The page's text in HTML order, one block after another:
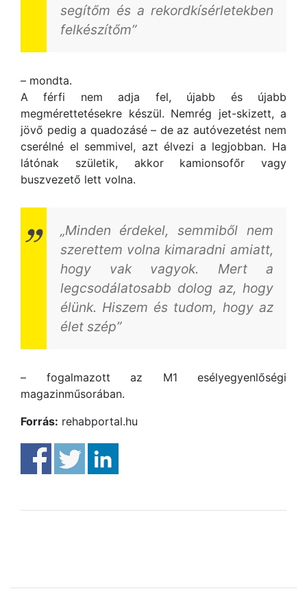
segítőm és a rekordkísérletekben
felkészítőm”
– mondta.
A férfi nem adja fel, újabb és újabb
megmérettetésekre készül. Nemrég jet-skizett, a
jövő pedig a quadozásé – de az autóvezetést nem
cserélné el semmivel, azt élvezi a legjobban. Ha
látónak születik, akkor kamionsofőr vagy
buszvezető lett volna.
„Minden érdekel, semmiből nem
szerettem volna kimaradni amiatt,
hogy vak vagyok. Mert a
legcsodálatosabb dolog az, hogy
élünk. Hiszem és tudom, hogy az
élet szép”
– fogalmazott az M1 esélyegyenlőségi
magazinműsorában.
Forrás: rehabportal.hu